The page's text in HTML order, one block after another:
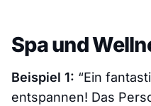
Spa und
Beispiel 1: “Ein
entspannen! Das